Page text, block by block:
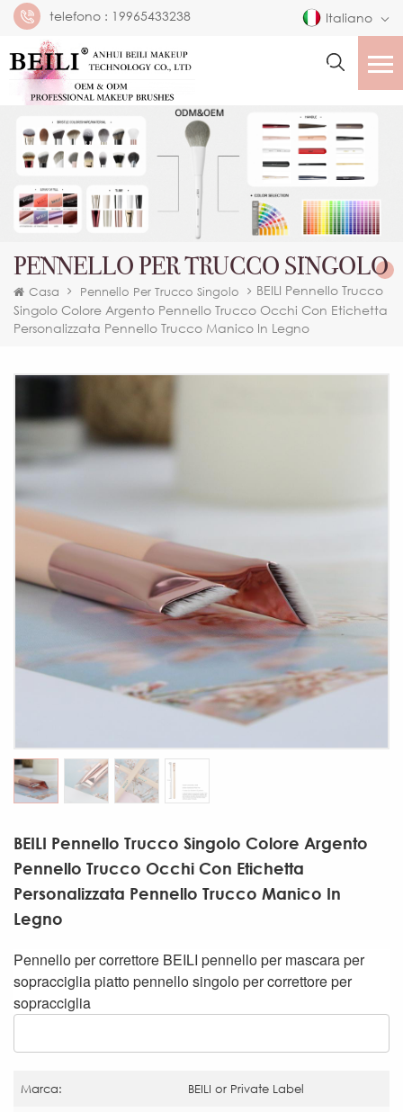
telefono : 19965433238 Italiano
PENNELLO PER TRUCCO SINGOLO
Casa Pennello Per Trucco Singolo
BEILI Pennello Trucco
Singolo Colore Argento Pennello Trucco Occhi Con Etichetta
Personalizzata Pennello Trucco Manico In Legno
BEILI Pennello Trucco Singolo Colore Argento
Pennello Trucco Occhi Con Etichetta
Personalizzata Pennello Trucco Manico In
Legno
Pennello per correttore BEILI pennello per mascara per
sopracciglia piatto pennello singolo per correttore per
sopracciglia
Marca: BEILI or Private Label